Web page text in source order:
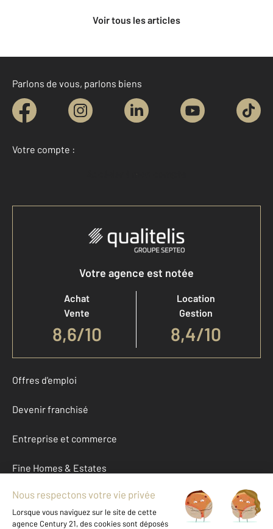
Voir tous les articles
Parlons de vous, parlons biens
Votre compte :
Accéder à mon compte
Votre agence est notée
Achat
Vente
8,6/10
Location
Gestion
8,4/10
Offres d'emploi
Devenir franchisé
Entreprise et commerce
Fine Homes & Estates
À propos
International